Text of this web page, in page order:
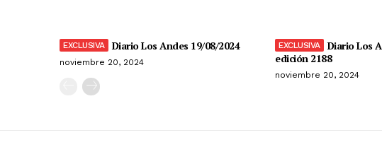
Diario Los Andes 19/08/2024
noviembre 20, 2024
Diario Los
edición 2188
noviembre 20, 2024